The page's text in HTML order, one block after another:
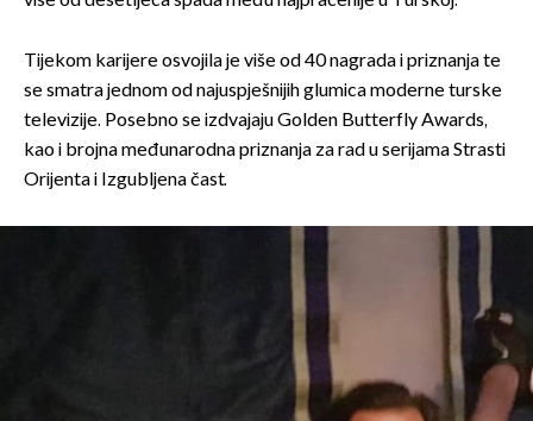
Tijekom karijere osvojila je više od 40 nagrada i priznanja te
se smatra jednom od najuspješnijih glumica moderne turske
televizije. Posebno se izdvajaju Golden Butterfly Awards,
kao i brojna međunarodna priznanja za rad u serijama Strasti
Orijenta i Izgubljena čast.